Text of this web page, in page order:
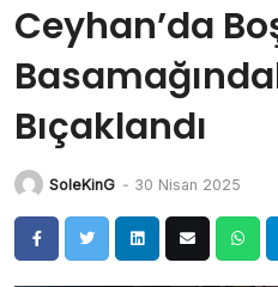
Ceyhan’da
Bıçaklandı
SoleKinG - 30 Nisan 2025